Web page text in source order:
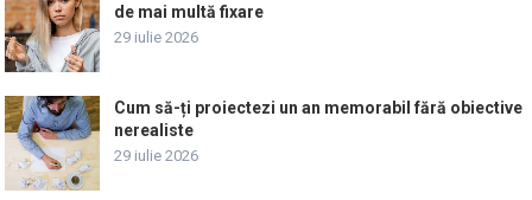
de mai multă fixare
29 iulie 2026
Cum să-ți proiectezi un an memorabil fără obiective
nerealiste
29 iulie 2026